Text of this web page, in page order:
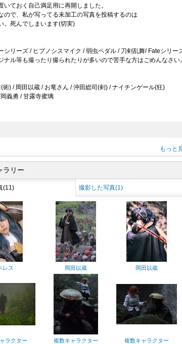
いておく自己満足用に再開しました。
ので、私が写ってる未加工の写真を投稿するのは
。死んでしまいます(切実)
シリーズ / ヒプノシスマイク / 弱虫ペダル / 刀剣乱舞/ Fateシリー
ナル等も撮ったり撮られたりが多いので苦手な方はごめんなさい
術) / 岡田以蔵 / お竜さん / 沖田総司(剣) / ナイチンゲール(狂)
義勇 / 甘露寺蜜璃
もっと
ラリー
(11) 撮影した写真(1)
レス 岡田以蔵 岡田以蔵
ラクター 複数キャラクター 複数キャラクター